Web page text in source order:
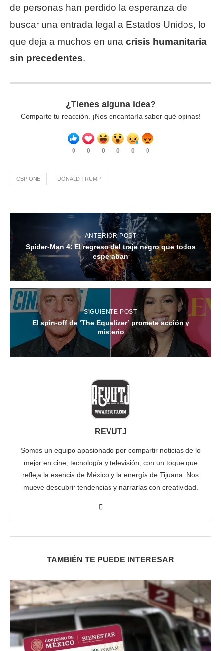
de personas han perdido la esperanza de
buscar una entrada legal a Estados Unidos, lo
que deja a muchos en una crisis humanitaria
sin precedentes.
¿Tienes alguna idea?
Comparte tu reacción. ¡Nos encantaría saber qué opinas!
0 0 0 0 0 0
CBP ONE DONALD TRUMP
ANTERIOR POST
Spider-Man 4: El regreso del traje negro que todos
esperaban
SIGUIENTE POST
El spin-off de ‘The Equalizer’ promete acción y
misterio
REVUTJ
Somos un equipo apasionado por compartir noticias de lo
mejor en cine, tecnología y televisión, con un toque que
refleja la esencia de México y la energía de Tijuana. Nos
mueve descubrir tendencias y narrarlas con creatividad.
TAMBIÉN TE PUEDE INTERESAR